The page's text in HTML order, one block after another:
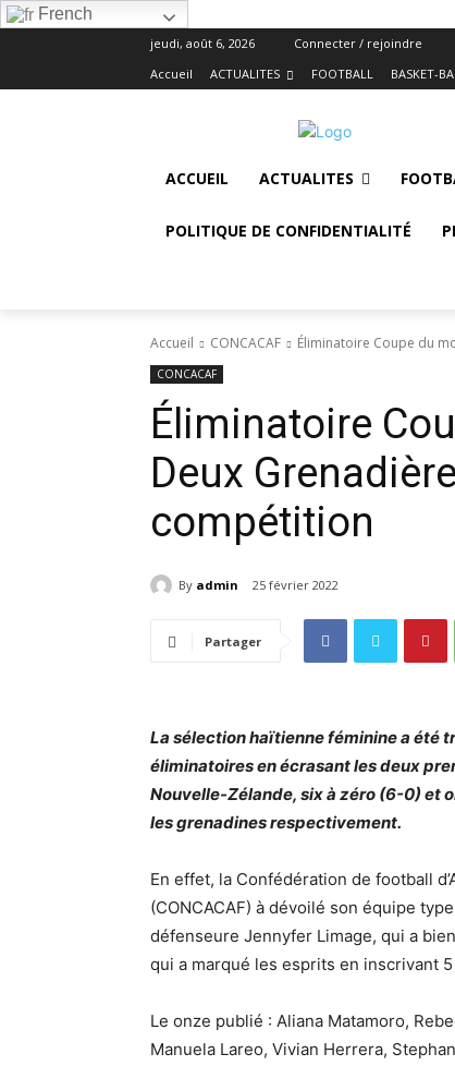
French
jeudi, août 6, 2026
Connecter / rejoindre
Accueil
ACTUALITES FOOTBALL BASKET-
ACCUEIL ACTUALITES
POLITIQUE DE CONFIDENTIALITÉ
Accueil CONCACAF Éliminatoire Coupe du
CONCACAF
Éliminatoire
Deux
compétition
By admin 25 février 2022
Partager
La sélection haïtienne féminine a été
éliminatoires en écrasant les deux
Nouvelle-Zélande, six à zéro (6-0) et
les grenadines respectivement.
En effet, la Confédération de football
(CONCACAF) à dévoilé son équipe
défenseure Jennyfer Limage, qui a
qui a marqué les esprits en inscrivant
Le onze publié : Aliana Matamoro,
Manuela Lareo, Vivian Herrera,